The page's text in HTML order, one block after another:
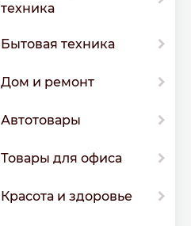
техника
Бытовая техника
Дом и ремонт
Автотовары
Товары для офиса
Красота и здоровье